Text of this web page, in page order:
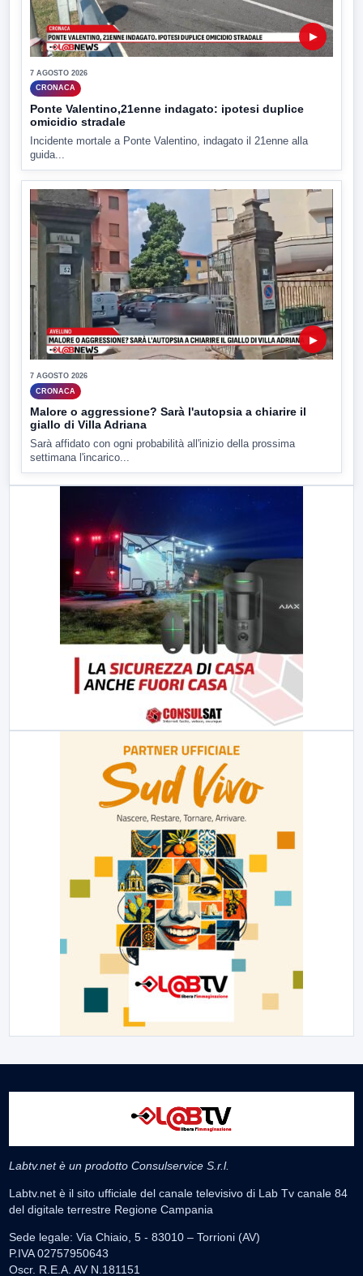
▶
7 AGOSTO 2026
CRONACA
Ponte Valentino,21enne indagato: ipotesi duplice
omicidio stradale
Incidente mortale a Ponte Valentino, indagato il 21enne alla
guida...
▶
7 AGOSTO 2026
CRONACA
Malore o aggressione? Sarà l'autopsia a chiarire il
giallo di Villa Adriana
Sarà affidato con ogni probabilità all'inizio della prossima
settimana l'incarico...
Labtv.net è un prodotto Consulservice S.r.l.
Labtv.net è il sito ufficiale del canale televisivo di Lab Tv canale 84
del digitale terrestre Regione Campania
Sede legale: Via Chiaio, 5 - 83010 – Torrioni (AV)
P.IVA 02757950643
Oscr. R.E.A. AV N.181151